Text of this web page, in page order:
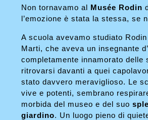
Non tornavamo al Musée Rodin
l’emozione è stata la stessa, se
A scuola avevamo studiato
Marti, che aveva un insegnante
completamente innamorato
ritrovarsi davanti a quei
stato davvero meraviglioso. Le
vive e potenti, sembrano
morbida del museo e del suo
giardino. Un luogo pieno di